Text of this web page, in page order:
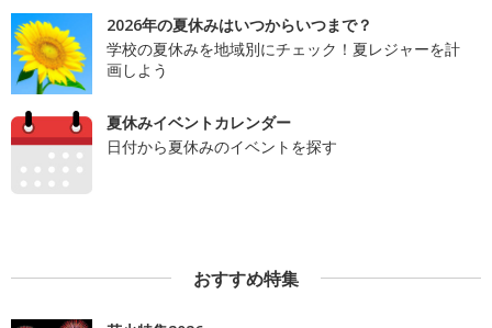
2026年の夏休みはいつからいつまで？
学校の夏休みを地域別にチェック！夏レジャーを計
画しよう
夏休みイベントカレンダー
日付から夏休みのイベントを探す
おすすめ特集